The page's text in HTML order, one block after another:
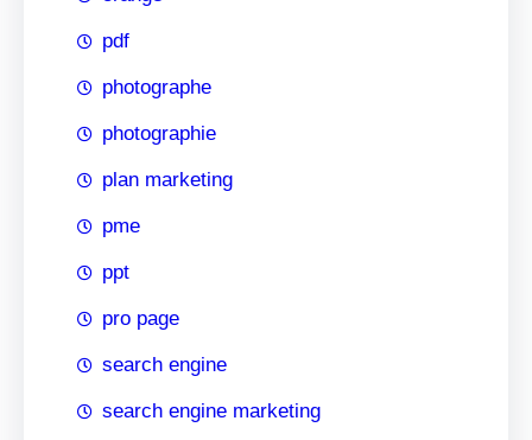
pdf
photographe
photographie
plan marketing
pme
ppt
pro page
search engine
search engine marketing